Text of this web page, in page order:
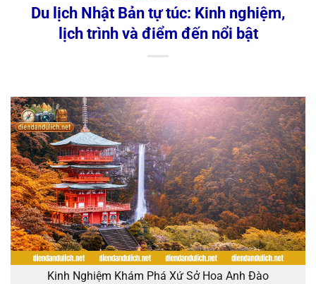
Du lịch Nhật Bản tự túc: Kinh nghiệm,
lịch trình và điểm đến nổi bật
Kinh Nghiệm Khám Phá Xứ Sở Hoa Anh Đào